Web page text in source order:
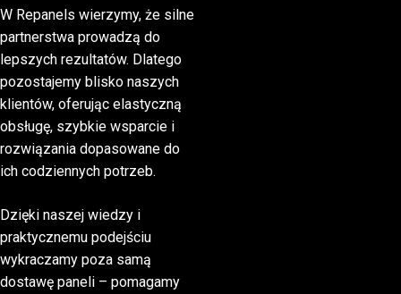
W Repanels wierzymy, że silne
partnerstwa prowadzą do
lepszych rezultatów. Dlatego
pozostajemy blisko naszych
klientów, oferując elastyczną
obsługę, szybkie wsparcie i
rozwiązania dopasowane do
ich codziennych potrzeb.
Dzięki naszej wiedzy i
praktycznemu podejściu
wykraczamy poza samą
dostawę paneli – pomagamy